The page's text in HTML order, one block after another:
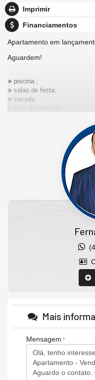
Imprimir
Financiamentos
Apartamento em
Aguardem!
piscina ;
salao de festa;
sacada;
piso diferenciado;
vista balneário camboriú;
Características do Imóvel
Acabamento em Gesso
Mais
Mensagem